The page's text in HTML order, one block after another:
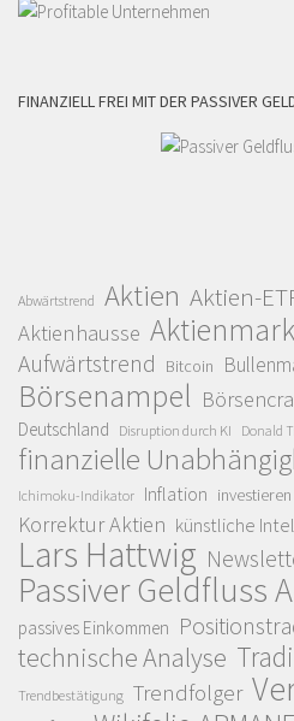
FINANZIELL FREI MIT DER PASSIVER
Abwärtstrend Aktien Aktien-
Aktienhausse
Aufwärtstrend Bitcoin
Börsenampel
Deutschland Disruption durch KI Donald
finanzielle
Ichimoku-Indikator Inflation investieren
Korrektur Aktien künstliche
Lars Hattwig
Passiver Geldfluss
passives Einkommen
technische Analyse
Trendbestätigung Trendfolger